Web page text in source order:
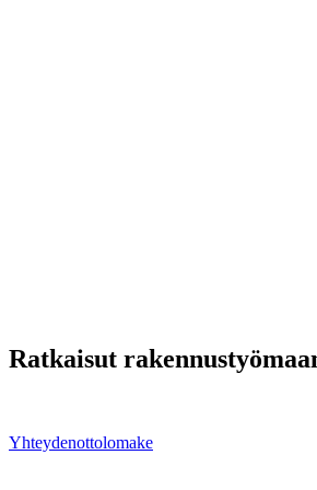
Ratkaisut
Yhteydenottolomake